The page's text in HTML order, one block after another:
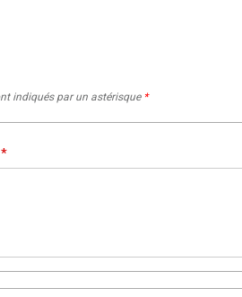
indiqués par un astérisque *
*